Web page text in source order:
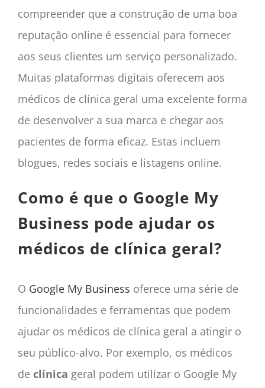
compreender que a construção de uma boa
reputação online é essencial para fornecer
aos seus clientes um serviço personalizado.
Muitas plataformas digitais oferecem aos
médicos de clínica geral uma excelente forma
de desenvolver a sua marca e chegar aos
pacientes de forma eficaz. Estas incluem
blogues, redes sociais e listagens online.
Como é que o Google My
Business pode ajudar os
médicos de clínica geral?
O Google My Business oferece uma série de
funcionalidades e ferramentas que podem
ajudar os médicos de clínica geral a atingir o
seu público-alvo. Por exemplo, os médicos
de clínica geral podem utilizar o Google My